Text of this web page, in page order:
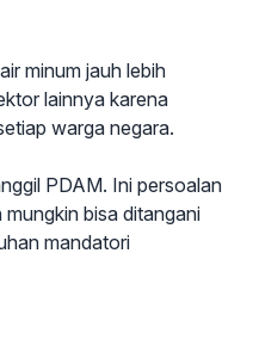
minum jauh lebih
lainnya karena
warga negara.
PDAM. Ini persoalan
bisa ditangani
mandatori